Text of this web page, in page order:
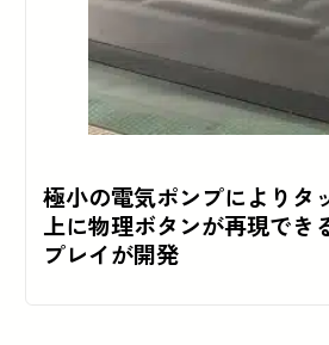
極小の電気ポンプによりタ
上に物理ボタンが再現でき
プレイが開発